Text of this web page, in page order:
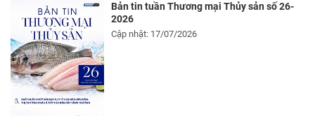
Bản tin tuần Thương mại Thủy sản số 26-
2026
Cập nhật: 17/07/2026